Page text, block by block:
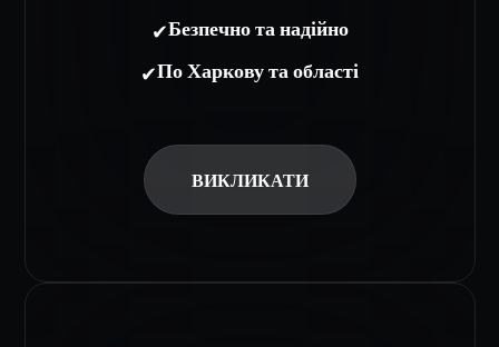
✔Безпечно та надійно
✔По Харкову та області
ВИКЛИКАТИ